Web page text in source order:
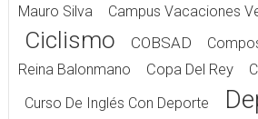
Mauro Silva
Campus Vacaciones
Ciclismo COBSAD
Reina Balonmano
Copa Del Rey
Curso De Inglés Con Deporte